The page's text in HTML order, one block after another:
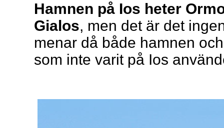
Hamnen på Ios heter
Gialos, men det är det
menar då både hamnen
som inte varit på Ios